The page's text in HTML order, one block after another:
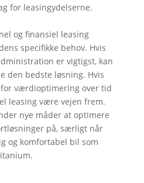
for leasingydelserne.
og finansiel leasing
specifikke behov. Hvis
er vigtigst, kan
den bedste løsning. Hvis
værdioptimering over tid
leasing være vejen frem.
nye måder at optimere
på, særligt når
og komfortabel bil som